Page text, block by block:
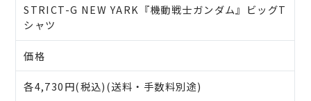
STRICT-G NEW YARK『機動戦士ガンダム』ビッグT
シャツ
価格
各4,730円(税込)(送料・手数料別途)